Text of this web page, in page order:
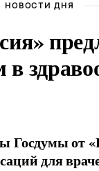
НОВОСТИ ДНЯ
Госдумы от
для